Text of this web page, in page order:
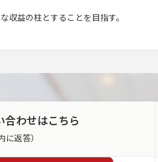
収益の柱とすることを目指す。
合わせはこちら
に返答）